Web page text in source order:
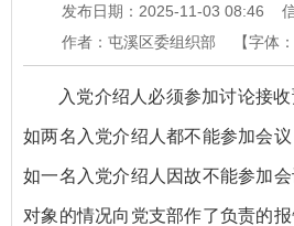
发布日期：2025-11-03 08:46
作者：屯溪区委组织部
【字体：
入党介绍人必须参加讨论接
如两名入党介绍人都不能参加会议
如一名入党介绍人因故不能参加
对象的情况向党支部作了负责的